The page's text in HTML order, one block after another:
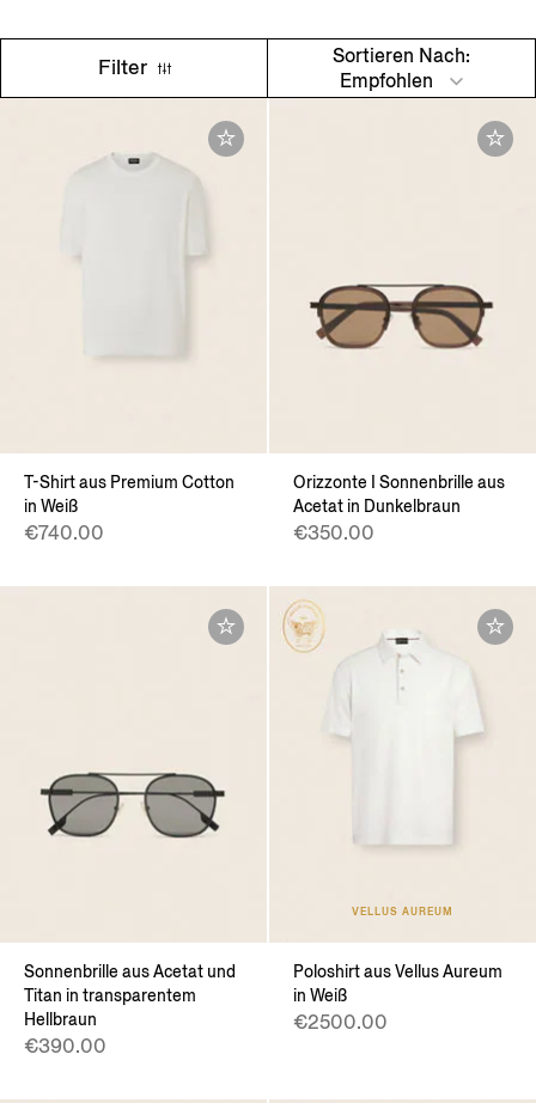
Filter
Sortieren Nach:
Empfohlen
T-Shirt aus Premium Cotton
in Weiß
€740.00
Orizzonte I Sonnenbrille aus
Acetat in Dunkelbraun
€350.00
Sonnenbrille aus Acetat und
Titan in transparentem
Hellbraun
€390.00
VELLUS AUREUM
Poloshirt aus Vellus Aureum
in Weiß
€2500.00